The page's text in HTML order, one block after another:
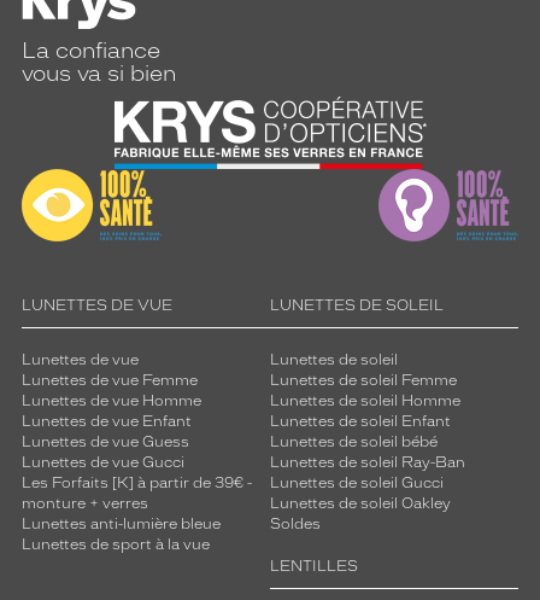
La confiance
vous va si bien
LUNETTES DE VUE
Lunettes de vue
Lunettes de vue Femme
Lunettes de vue Homme
Lunettes de vue Enfant
Lunettes de vue Guess
Lunettes de vue Gucci
Les Forfaits [K] à partir de 39€ -
monture + verres
Lunettes anti-lumière bleue
Lunettes de sport à la vue
LUNETTES DE SOLEIL
Lunettes de soleil
Lunettes de soleil Femme
Lunettes de soleil Homme
Lunettes de soleil Enfant
Lunettes de soleil bébé
Lunettes de soleil Ray-Ban
Lunettes de soleil Gucci
Lunettes de soleil Oakley
Soldes
LENTILLES